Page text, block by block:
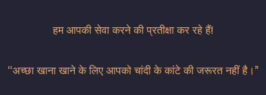
हम आपकी सेवा करने की प्रतीक्षा कर रहे हैं!
“अच्छा खाना खाने के लिए आपको चांदी के कांटे की जरूरत नहीं है।”